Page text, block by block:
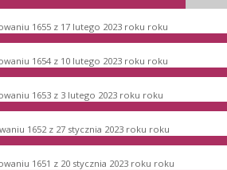
1655 z 17 lutego 2023 roku roku
1654 z 10 lutego 2023 roku roku
1653 z 3 lutego 2023 roku roku
1652 z 27 stycznia 2023 roku roku
1651 z 20 stycznia 2023 roku roku